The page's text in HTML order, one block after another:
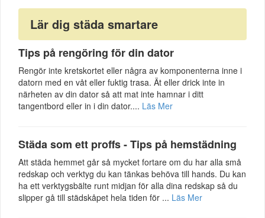
Lär dig städa smartare
Tips på rengöring för din dator
Rengör inte kretskortet eller några av komponenterna inne i
datorn med en våt eller fuktig trasa. Ät eller drick inte in
närheten av din dator så att mat inte hamnar i ditt
tangentbord eller in i din dator.... Läs Mer
Städa som ett proffs - Tips på hemstädning
Att städa hemmet går så mycket fortare om du har alla små
redskap och verktyg du kan tänkas behöva till hands. Du kan
ha ett verktygsbälte runt midjan för alla dina redskap så du
slipper gå till städskåpet hela tiden för ... Läs Mer